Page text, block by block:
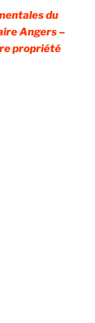
du
Angers –
propriété